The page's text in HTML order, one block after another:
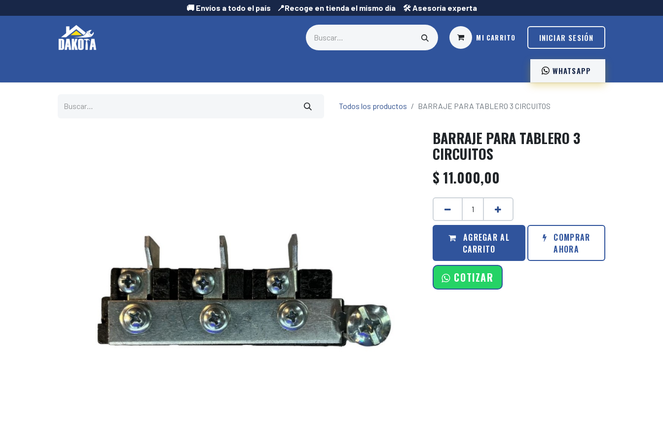
🚚 Envíos a todo el país 📍Recoge en tienda el mismo día 🛠️ Asesoría experta
MI CARRITO INICIAR SESIÓN
WHATSAPP ️
Todos los productos BARRAJE PARA TABLERO 3 CIRCUITOS
BARRAJE PARA TABLERO 3
CIRCUITOS
$ 11.000,00
AGREGAR AL
CARRITO
COMPRAR
AHORA
COTIZAR